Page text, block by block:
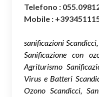
Telefono :
Mobile :
sanificazioni
Sanificazione con
Agriturismo
Virus e Batteri
Ozono Scandicci,